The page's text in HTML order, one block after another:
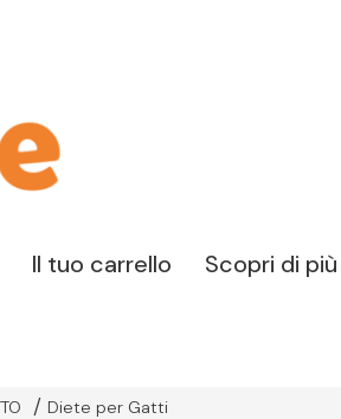
Il tuo carrello Scopri di più
Diete per Gatti